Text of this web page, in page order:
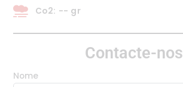
Co2: -- gr
Contacte-nos
Nome